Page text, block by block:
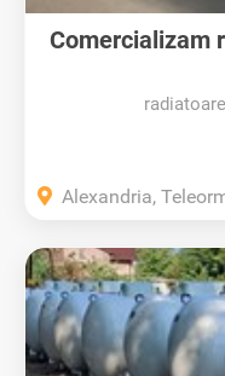
Comercializam
Alexandria,